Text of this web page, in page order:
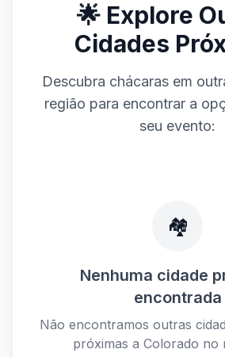
🌟 Explore
Cidades
Descubra chácaras em
região para encontrar a
seu evento:
🏘️
Nenhuma cidade
encontrada
Não encontramos outras
próximas a Colorado no